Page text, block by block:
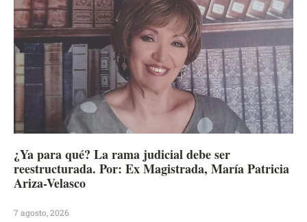
¿Ya para qué? La rama judicial debe ser
reestructurada. Por: Ex Magistrada, María Patricia
Ariza-Velasco
7 agosto, 2026